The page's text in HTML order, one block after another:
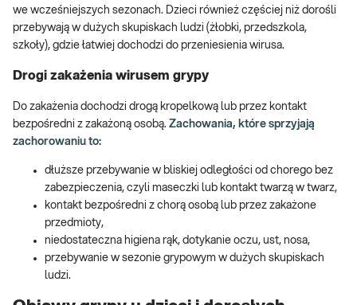
we wcześniejszych sezonach. Dzieci również częściej niż dorośli
przebywają w dużych skupiskach ludzi (żłobki, przedszkola,
szkoły), gdzie łatwiej dochodzi do przeniesienia wirusa.
Drogi zakażenia wirusem grypy
Do zakażenia dochodzi drogą kropelkową lub przez kontakt
bezpośredni z zakażoną osobą. Zachowania, które sprzyjają
zachorowaniu to:
dłuższe przebywanie w bliskiej odległości od chorego bez
zabezpieczenia, czyli maseczki lub kontakt twarzą w twarz,
kontakt bezpośredni z chorą osobą lub przez zakażone
przedmioty,
niedostateczna higiena rąk, dotykanie oczu, ust, nosa,
przebywanie w sezonie grypowym w dużych skupiskach
ludzi.